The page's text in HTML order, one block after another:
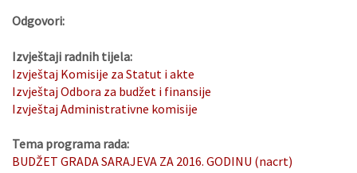
Odgovori:
Izvještaji radnih tijela:
Izvještaj Komisije za Statut i akte
Izvještaj Odbora za budžet i finansije
Izvještaj Administrativne komisije
Tema programa rada:
BUDŽET GRADA SARAJEVA ZA 2016. GODINU (nacrt)